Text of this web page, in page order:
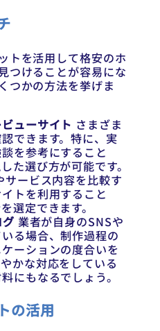
トを活用して格安のホ
つけることが容易にな
つかの方法を挙げま
ューサイト さまざま
できます。特に、実
を参考にすること
た選び方が可能です。
サービス内容を比較す
トを利用すること
選定できます。
業者が自身のSNSや
る場合、制作過程の
ーションの度合いを
かな対応をしている
にもなるでしょう。
の活用